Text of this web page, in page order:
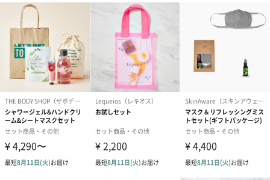
＜ボディーローション＞
水,アロエベラ液汁,サフラワー油,ステアリン酸
,セタノール,ヤシ油,ククイナッツ油,パパイヤ果実エ
キス,ジメチコン,EDTA-2Na,グリセリン,ステアリン酸
グリセリン,ステアリン酸グリセリル,シュクシャ根エキ
ス,ブッソウゲエエキス,マカデミアナッツ油,オオウキ
モエキス,PG,パルチミン酸レチノール,水酸化Na,酢酸
トコフェロール,ショウガ根エキス,フェノキシエタノー
ル,メチルパラベン,プロピルパラベン,香料,酸化チタン
<ミネラルソルト>
硫酸Mg,海塩,香料,ラウリル硫酸Na
商品オプション情報